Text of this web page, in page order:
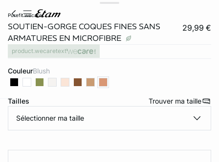
purefit wecare
SOUTIEN-GORGE COQUES FINES SANS
ARMATURES EN MICROFIBRE
29,99 €
product.wecaretext
Couleur blush
Tailles Trouver ma taille
Sélectionner ma taille